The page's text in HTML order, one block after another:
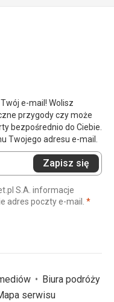
e-mail! Wolisz
przygody czy może
bezpośrednio do Ciebie.
Twojego adresu e-mail.
Zapisz się
S.A. informacje
adres poczty e-mail. *
Biura podróży
serwisu